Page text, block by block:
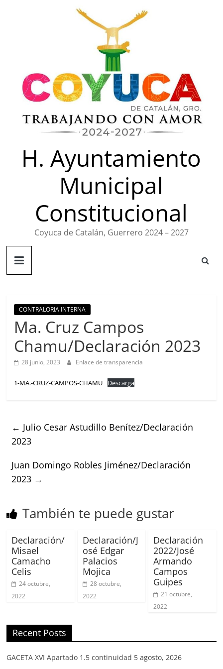
H. Ayuntamiento
Municipal
Constitucional
Coyuca de Catalán, Guerrero 2024 – 2027
CONTRALORIA INTERNA
Ma. Cruz Campos
Chamu/Declaración 2023
28 junio, 2023 Enlace de transparencia
1-MA.-CRUZ-CAMPOS-CHAMU Descarga
← Julio Cesar Astudillo Benítez/Declaración
2023
Juan Domingo Robles Jiménez/Declaración
2023 →
También te puede gustar
Declaración/
Misael
Camacho
Celis
24 octubre,
2022
Declaración/J
osé Edgar
Palacios
Mojica
28 octubre,
2022
Declaración
2022/José
Armando
Campos
Guipes
21 octubre,
2022
Recent Posts
GACETA XVI Apartado 1.5 continuidad 5 agosto, 2026